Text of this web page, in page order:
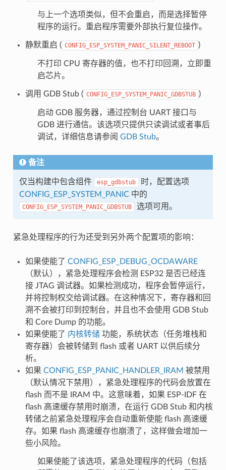
与上一个选项类似，但不会重启，而是选择暂停
程序的运行。重启程序需要外部执行复位操作。
静默重启 ( CONFIG_ESP_SYSTEM_PANIC_SILENT_REBOOT )
不打印 CPU 寄存器的值，也不打印回溯，立即重
启芯片。
调用 GDB Stub ( CONFIG_ESP_SYSTEM_PANIC_GDBSTUB )
启动 GDB 服务器，通过控制台 UART 接口与
GDB 进行通信。该选项只提供只读调试或者事后
调试，详细信息请参阅 GDB Stub。
备注
仅当构建中包含组件 esp_gdbstub
时，配置选项
CONFIG_ESP_SYSTEM_PANIC中的
CONFIG_ESP_SYSTEM_PANIC_GDBSTUB 选项可用。
紧急处理程序的行为还受到另外两个配置项的影响：
如果使能了 CONFIG_ESP_DEBUG_OCDAWARE
（默认），紧急处理程序会检测 ESP32 是否已经连
接 JTAG 调试器。如果检测成功，程序会暂停运行，
并将控制权交给调试器。在这种情况下，寄存器和回
溯不会被打印到控制台，并且也不会使用 GDB Stub
和 Core Dump 的功能。
如果使能了 内核转储功能，系统状态（任务堆栈和
寄存器）会被转储到 flash 或者 UART 以供后续分
析。
如果 CONFIG_ESP_PANIC_HANDLER_IRAM 被禁用
（默认情况下禁用），紧急处理程序的代码会放置在
flash 而不是 IRAM 中。这意味着，如果 ESP-IDF 在
flash 高速缓存禁用时崩溃，在运行 GDB Stub 和内核
转储之前紧急处理程序会自动重新使能 flash 高速缓
存。如果 flash 高速缓存也崩溃了，这样做会增加一
些小风险。
如果使能了该选项，紧急处理程序的代码（包括